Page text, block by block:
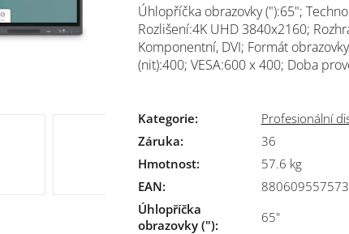
Úhlopříčka obrazovky ("):65";
Rozlišení:4K UHD 3840x2160;
Komponentní, DVI; Formát
(nit):400; VESA:600 x 400; Doba
Kategorie:
Profesionální
Záruka:
36
Hmotnost:
57.6 kg
EAN:
Úhlopříčka
obrazovky ("):
65"